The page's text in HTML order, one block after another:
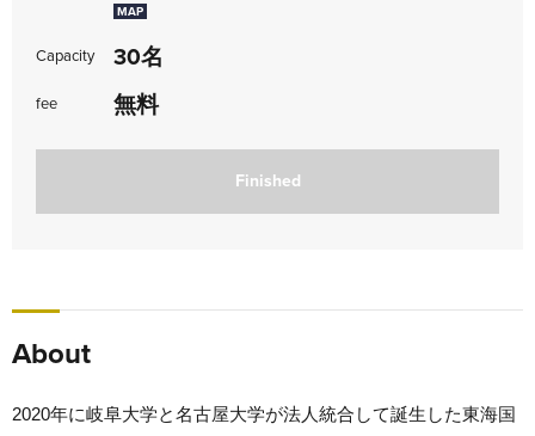
MAP
Capacity 30名
fee 無料
Finished
About
2020年に岐阜大学と名古屋大学が法人統合して誕生した東海国